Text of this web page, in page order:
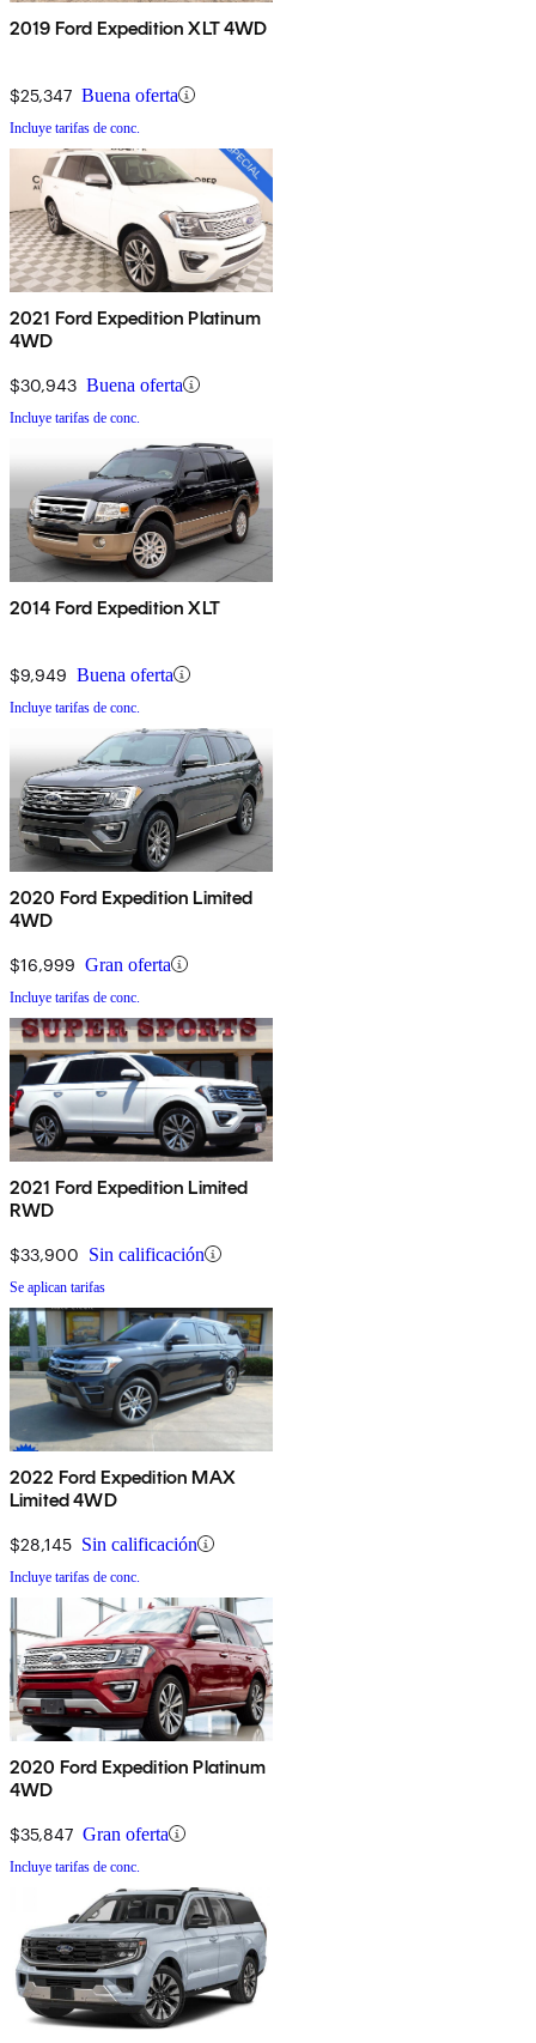
2019 Ford Expedition XLT 4WD
$25,347 Buena oferta
Incluye tarifas de conc.
2021 Ford Expedition Platinum
4WD
$30,943 Buena oferta
Incluye tarifas de conc.
2014 Ford Expedition XLT
$9,949 Buena oferta
Incluye tarifas de conc.
2020 Ford Expedition Limited
4WD
$16,999 Gran oferta
Incluye tarifas de conc.
2021 Ford Expedition Limited
RWD
$33,900 Sin calificación
Se aplican tarifas
2022 Ford Expedition MAX
Limited 4WD
$28,145 Sin calificación
Incluye tarifas de conc.
2020 Ford Expedition Platinum
4WD
$35,847 Gran oferta
Incluye tarifas de conc.